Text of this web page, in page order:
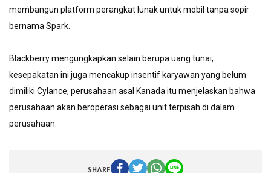
membangun platform perangkat lunak untuk mobil tanpa sopir
bernama Spark.
Blackberry mengungkapkan selain berupa uang tunai,
kesepakatan ini juga mencakup insentif karyawan yang belum
dimiliki Cylance, perusahaan asal Kanada itu menjelaskan bahwa
perusahaan akan beroperasi sebagai unit terpisah di dalam
perusahaan.
SHARE